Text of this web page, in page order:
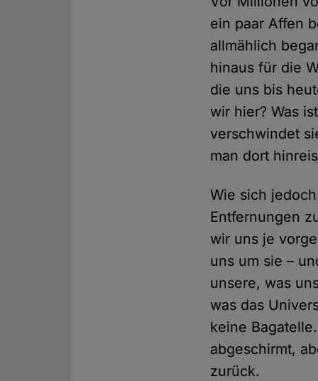
ein paar Affen
allmählich
hinaus für die
die uns bis
wir hier? Was
verschwindet
man dort
Wie sich
Entfernungen
wir uns je
uns um sie –
unsere, was
was das
keine
abgeschirmt,
zurück.